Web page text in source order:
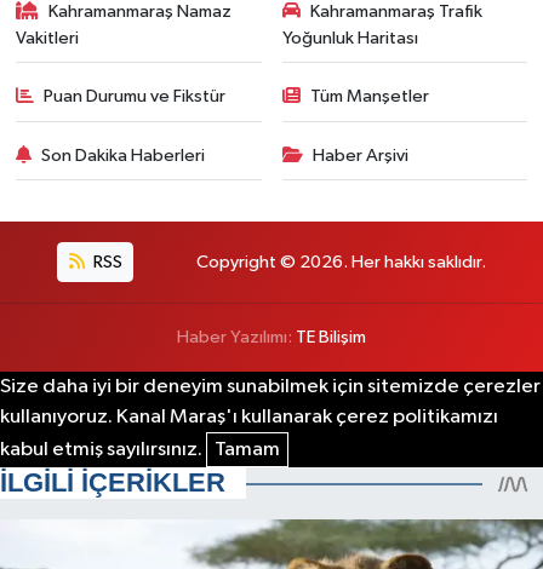
Kahramanmaraş Namaz
Vakitleri
Kahramanmaraş Trafik
Yoğunluk Haritası
Puan Durumu ve Fikstür Tüm Manşetler
Son Dakika Haberleri Haber Arşivi
RSS Copyright © 2026. Her hakkı saklıdır.
Haber Yazılımı: TE Bilişim
Size daha iyi bir deneyim sunabilmek için sitemizde çerezler
kullanıyoruz. Kanal Maraş'ı kullanarak çerez politikamızı
kabul etmiş sayılırsınız.
Tamam